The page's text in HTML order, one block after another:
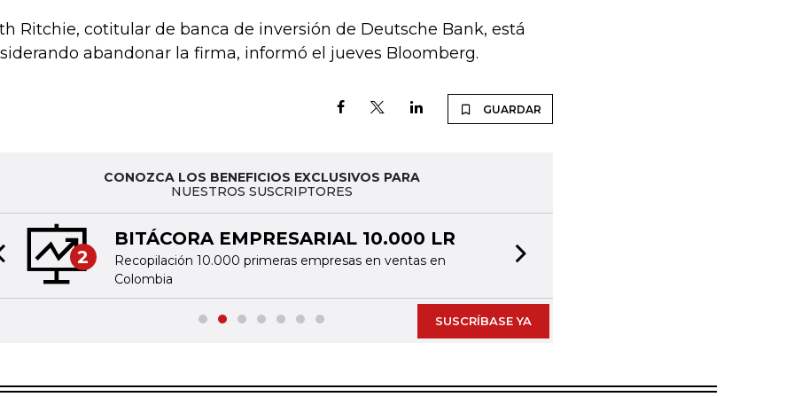
Ritchie, cotitular de banca de inversión de Deutsche Bank, está
abandonar la firma, informó el jueves Bloomberg.
GUARDAR
CONOZCA LOS BENEFICIOS EXCLUSIVOS PARA
NUESTROS SUSCRIPTORES
2
BITÁCORA EMPRESARIAL 10.000 LR
Recopilación 10.000 primeras empresas en ventas en
Colombia
slide
SUSCRÍBASE YA